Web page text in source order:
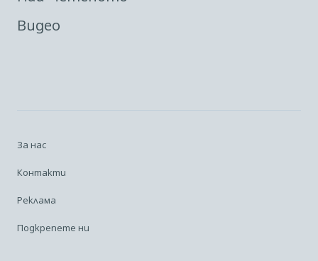
Видео
За нас
Контакти
Реклама
Подкрепете ни